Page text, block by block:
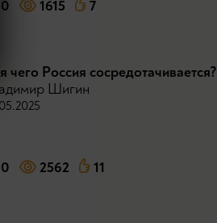
0 1615 7
чего Россия сосредотачивается?
Шигин
0 2562 11